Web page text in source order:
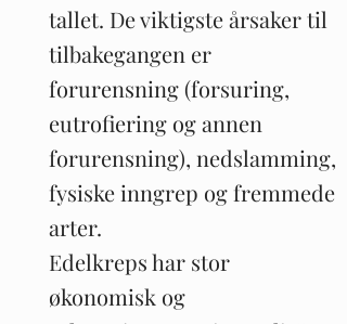
tallet. De viktigste årsaker til
tilbakegangen er
forurensning (forsuring,
eutrofiering og annen
forurensning), nedslamming,
fysiske inngrep og fremmede
arter.
Edelkreps har stor
økonomisk og